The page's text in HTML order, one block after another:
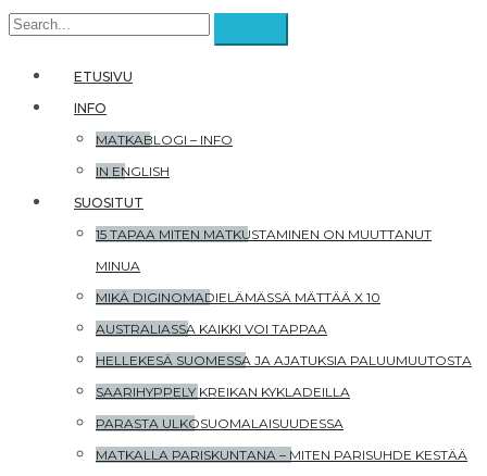
ETUSIVU
INFO
MATKABLOGI – INFO
IN ENGLISH
SUOSITUT
15 TAPAA MITEN MATKUSTAMINEN ON MUUTTANUT
MINUA
MIKÄ DIGINOMADIELÄMÄSSÄ MÄTTÄÄ X 10
AUSTRALIASSA KAIKKI VOI TAPPAA
HELLEKESÄ SUOMESSA JA AJATUKSIA PALUUMUUTOSTA
SAARIHYPPELY KREIKAN KYKLADEILLA
PARASTA ULKOSUOMALAISUUDESSA
MATKALLA PARISKUNTANA – MITEN PARISUHDE KESTÄÄ